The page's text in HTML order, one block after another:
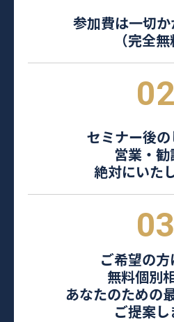
参加費は一切
（完全無
02
セミナー後
営業・
絶対にいた
03
ご希望の方
無料個別
あなたのための
ご提案し